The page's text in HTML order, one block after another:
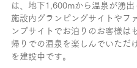
は、地下1,600mから温泉が湧出
施設内グランピングサイトやフ
ンプサイトでお泊りのお客様は
帰りでの温泉を楽しんでいただ
を建設中です。